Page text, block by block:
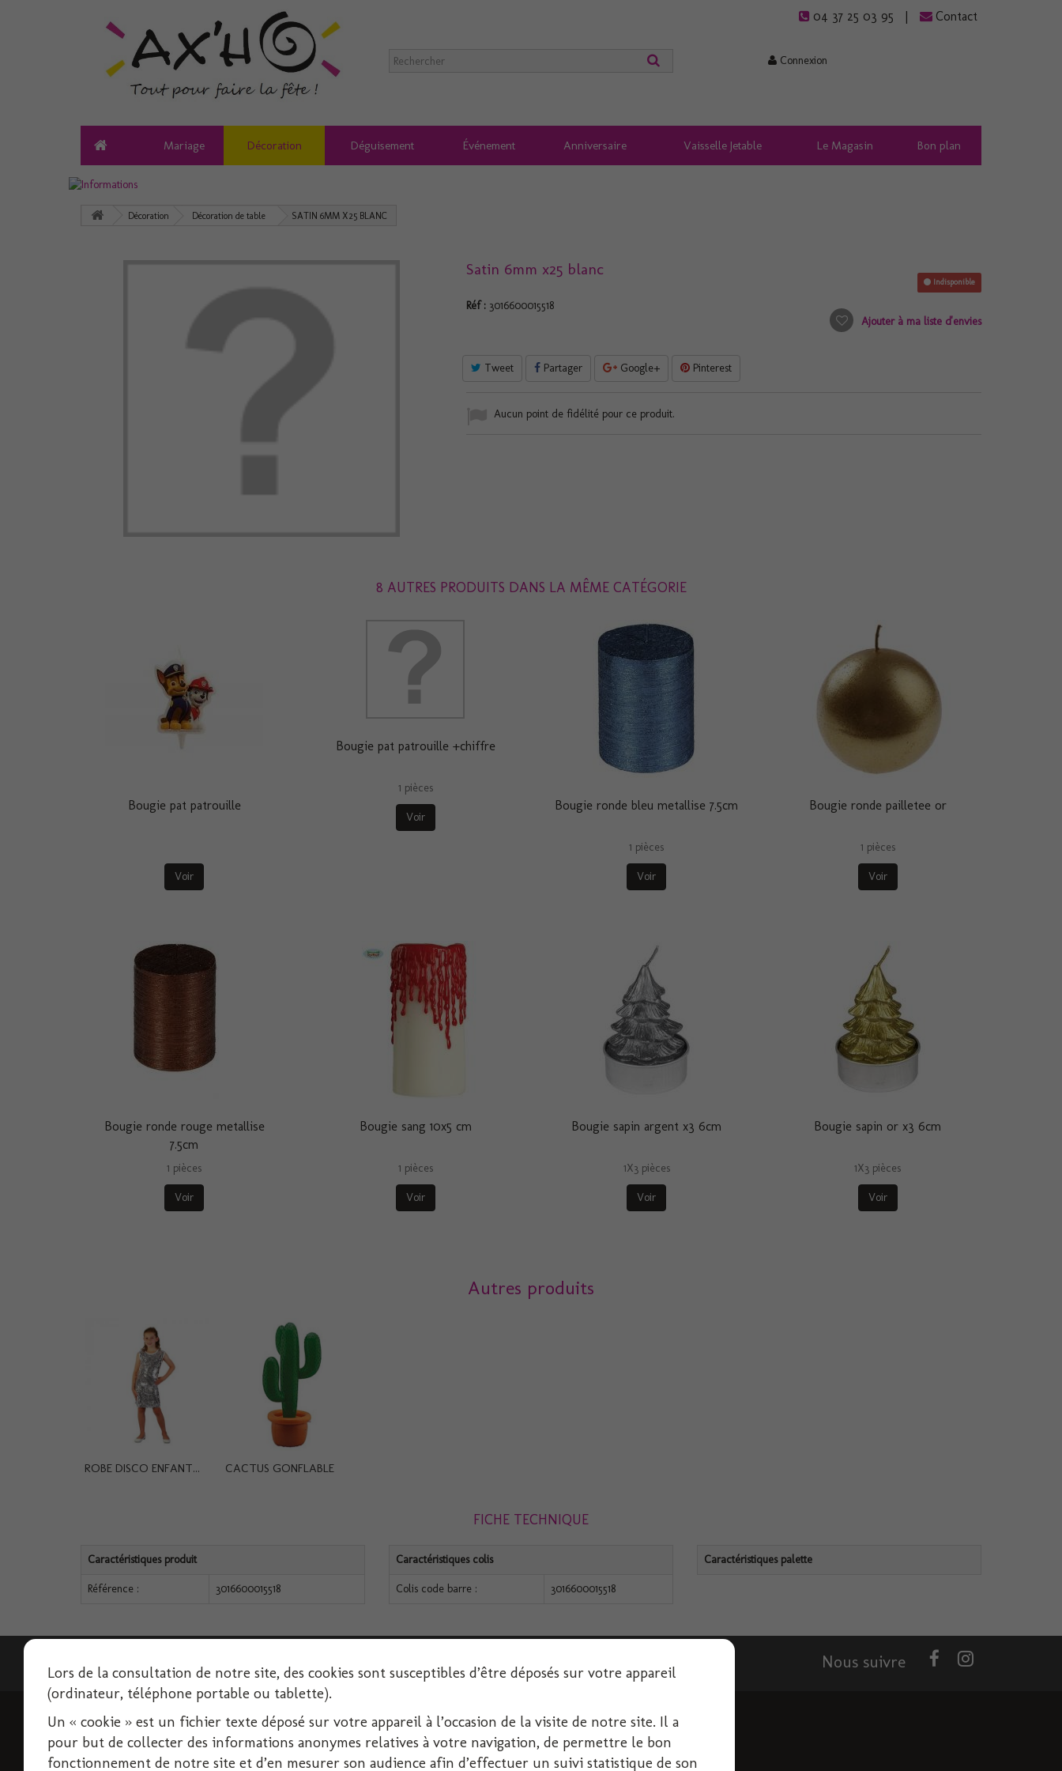
04 37 25 03 95 Contact
Connexion
Mariage Décoration Déguisement Événement Anniversaire Vaisselle Jetable Le Magasin Bon plan
Décoration Décoration de table SATIN 6MM X25 BLANC
Satin 6mm x25 blanc
Réf : 3016600015518
Indisponible
Ajouter à ma liste d'envies
Tweet Partager Google+ Pinterest
Aucun point de fidélité pour ce produit.
8 AUTRES PRODUITS DANS LA MÊME CATÉGORIE
Bougie pat patrouille
Voir
Bougie pat patrouille +chiffre
1 pièces
Voir
Bougie ronde bleu metallise 7.5cm
1 pièces
Voir
Bougie ronde pailletee or
1 pièces
Voir
Bougie ronde rouge metallise
7.5cm
1 pièces
Voir
Bougie sang 10x5 cm
1 pièces
Voir
Bougie sapin argent x3 6cm
1X3 pièces
Voir
Bougie sapin or x3 6cm
1X3 pièces
Voir
Autres produits
ROBE DISCO ENFANT... CACTUS GONFLABLE
FICHE TECHNIQUE
Caractéristiques produit
Référence : 3016600015518
Caractéristiques colis
Colis code barre : 3016600015518
Caractéristiques palette
Nous suivre
INFORMATIONS
Livraison
SERVICE CLIENT
Décoration-Fête.com, FIRPLAST
Lors de la consultation de notre site, des cookies sont susceptibles d’être déposés sur votre appareil
(ordinateur, téléphone portable ou tablette).
Un « cookie » est un fichier texte déposé sur votre appareil à l’occasion de la visite de notre site. Il a
pour but de collecter des informations anonymes relatives à votre navigation, de permettre le bon
fonctionnement de notre site et d’en mesurer son audience afin d’effectuer un suivi statistique de son